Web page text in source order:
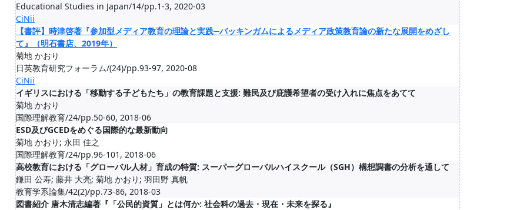
Educational Studies in Japan/14/pp.1-3, 2020-03
CiNii
【書評】時津啓著『参加型メディア教育の理論と実践─バッキンガムによるメディア政策教育論の新たな展開をめざし
て』（明石書店、2019年）
菊地 かおり
日英教育研究フォーラム/(24)/pp.93-97, 2020-08
CiNii
イギリスにおける「移動する子どもたち」の教育課題と支援: 難民及び庇護希望者の受け入れに焦点をあてて
菊地 かおり
国際理解教育/24/pp.50-60, 2018-06
ESD及びGCEDをめぐる国際的な最新動向
菊地 かおり; 永田 佳之
国際理解教育/24/pp.96-101, 2018-06
高校教育における「グローバル人材」育成の特質: スーパーグローバルハイスクール（SGH）構想調書の分析を通して
鎌田 公寿; 藤井 大亮; 菊地 かおり; 羽田野 真帆
教育学系論集/42(2)/pp.73-86, 2018-03
図書紹介 唐木清志編著『「公民的資質」とは何か: 社会科の過去・現在・未来を探る』